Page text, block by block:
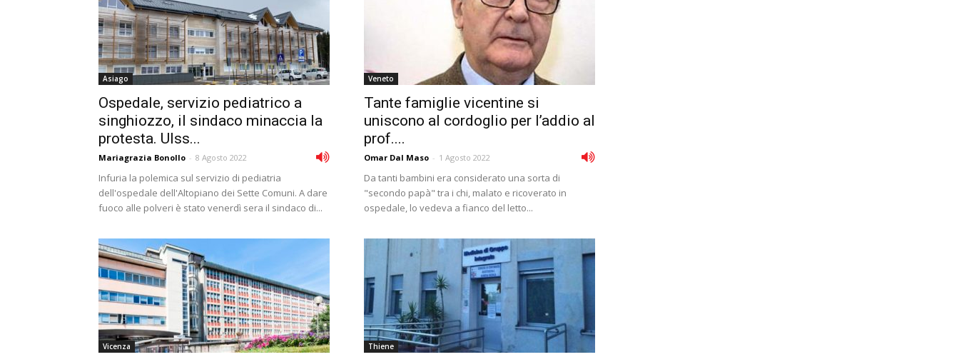
Asiago
Ospedale, servizio pediatrico a
singhiozzo, il sindaco minaccia la
protesta. Ulss...
Mariagrazia Bonollo - 8 Agosto 2022
Infuria la polemica sul servizio di pediatria
dell'ospedale dell'Altopiano dei Sette Comuni. A dare
fuoco alle polveri è stato venerdì sera il sindaco di...
Veneto
Tante famiglie vicentine si
uniscono al cordoglio per l’addio al
prof....
Omar Dal Maso - 1 Agosto 2022
Da tanti bambini era considerato una sorta di
"secondo papà" tra i chi, malato e ricoverato in
ospedale, lo vedeva a fianco del letto...
Vicenza Thiene